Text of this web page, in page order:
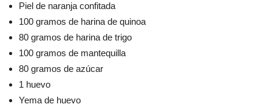
Piel de naranja confitada
100 gramos de harina de quinoa
80 gramos de harina de trigo
100 gramos de mantequilla
80 gramos de azúcar
1 huevo
Yema de huevo